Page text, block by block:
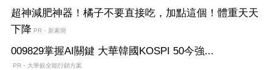
超神減肥神器！橘子不要直接吃，加點這個！體重天天
下降 PR・新素簡
009829掌握AI關鍵 大華韓國KOSPI 50今強...
PR・大華銀全能行銷方案